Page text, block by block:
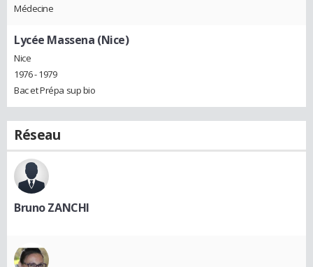
Médecine
Lycée Massena (Nice)
Nice
1976 - 1979
Bac et Prépa sup bio
Réseau
Bruno ZANCHI